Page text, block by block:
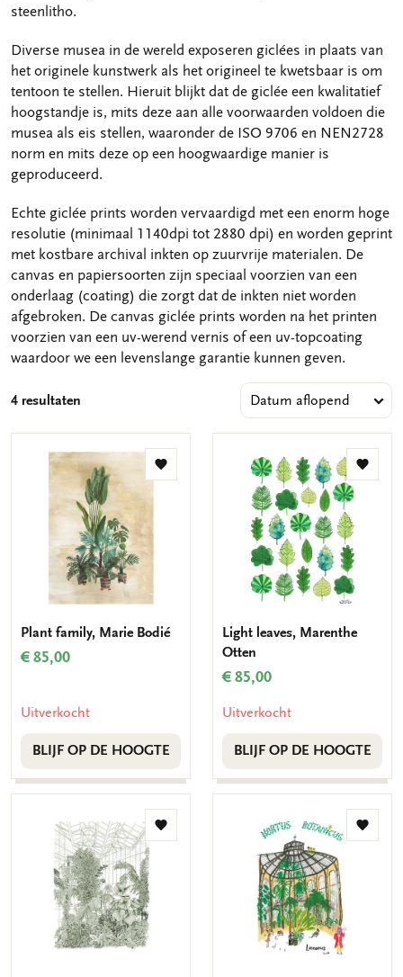
steenlitho.
Diverse musea in de wereld exposeren giclées in plaats van
het originele kunstwerk als het origineel te kwetsbaar is om
tentoon te stellen. Hieruit blijkt dat de giclée een kwalitatief
hoogstandje is, mits deze aan alle voorwaarden voldoen die
musea als eis stellen, waaronder de ISO 9706 en NEN2728
norm en mits deze op een hoogwaardige manier is
geproduceerd.
Echte giclée prints worden vervaardigd met een enorm hoge
resolutie (minimaal 1140dpi tot 2880 dpi) en worden geprint
met kostbare archival inkten op zuurvrije materialen. De
canvas en papiersoorten zijn speciaal voorzien van een
onderlaag (coating) die zorgt dat de inkten niet worden
afgebroken. De canvas giclée prints worden na het printen
voorzien van een uv-werend vernis of een uv-topcoating
waardoor we een levenslange garantie kunnen geven.
4 resultaten
Toevoegen
Plant family, Marie Bodié
€ 85,00
Uitverkocht
BLIJF OP DE HOOGTE
Light leaves, Marenthe
Otten
€ 85,00
Uitverkocht
BLIJF OP DE HOOGTE
Toevoegen